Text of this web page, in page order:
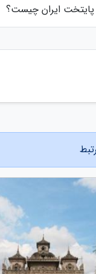
پایتخت ایران چیست؟